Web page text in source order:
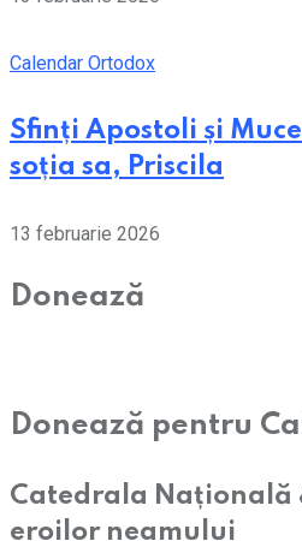
Calendar Ortodox
Sfinți Apostoli și
soția sa, Priscila
13 februarie 2026
Donează
Donează pentru
Catedrala Națională
eroilor neamului